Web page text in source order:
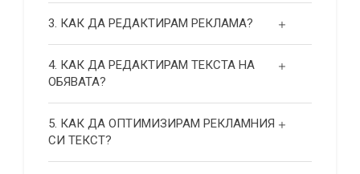
3. КАК ДА РЕДАКТИРАМ РЕКЛАМА?
4. КАК ДА РЕДАКТИРАМ ТЕКСТА НА
ОБЯВАТА?
5. КАК ДА ОПТИМИЗИРАМ РЕКЛАМНИЯ
СИ ТЕКСТ?